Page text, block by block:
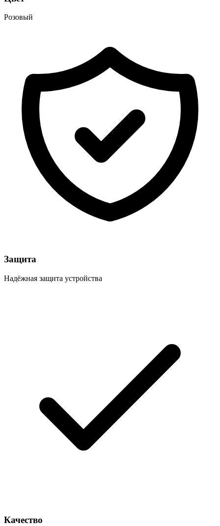
Розовый
Защита
Надёжная защита устройства
Качество